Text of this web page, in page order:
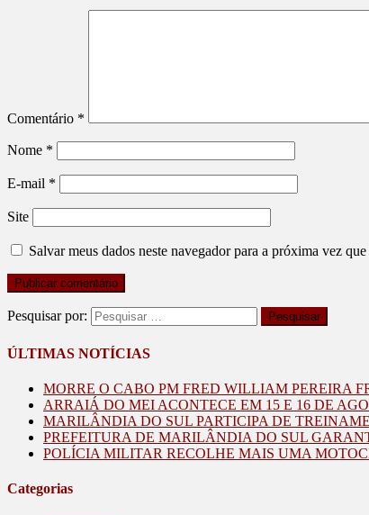
Comentário *
Nome *
E-mail *
Site
Salvar meus dados neste navegador para a próxima vez
Pesquisar por:
ÚLTIMAS NOTÍCIAS
MORRE O CABO PM FRED WILLIAM PEREIRA
ARRAIÁ DO MEI ACONTECE EM 15 E 16 DE
MARILÂNDIA DO SUL PARTICIPA DE
PREFEITURA DE MARILÂNDIA DO SUL
POLÍCIA MILITAR RECOLHE MAIS UMA
Categorias